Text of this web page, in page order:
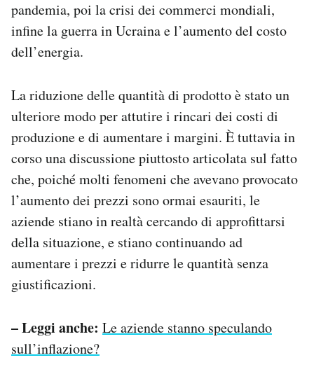
pandemia, poi la crisi dei commerci mondiali,
infine la guerra in Ucraina e l’aumento del costo
dell’energia.
La riduzione delle quantità di prodotto è stato un
ulteriore modo per attutire i rincari dei costi di
produzione e di aumentare i margini. È tuttavia in
corso una discussione piuttosto articolata sul fatto
che, poiché molti fenomeni che avevano provocato
l’aumento dei prezzi sono ormai esauriti, le
aziende stiano in realtà cercando di approfittarsi
della situazione, e stiano continuando ad
aumentare i prezzi e ridurre le quantità senza
giustificazioni.
– Leggi anche: Le aziende stanno speculando
sull’inflazione?